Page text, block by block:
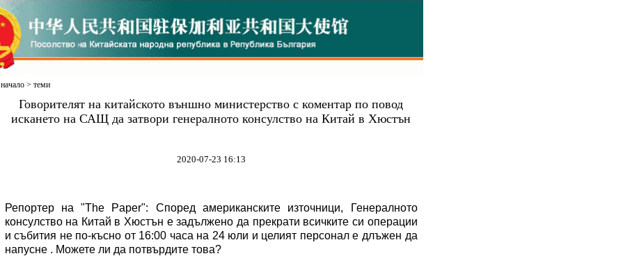
начало> теми
Говорителят на китайското външно министерство с коментар по повод
искането на САЩ да затвори генералното консулство на Китай в Хюстън
2020-07-23 16:13
Репортер на "The Paper": Според американските източници, Генералното
консулство на Китай в Хюстън е задължено да прекрати всичките си операции
и събития не по-късно от 16:00 часа на 24 юли и целият персонал е длъжен да
напусне. Можетели да потвърдите това?